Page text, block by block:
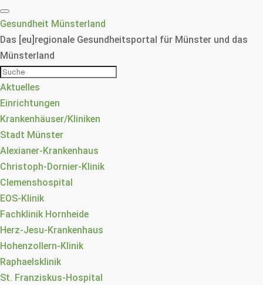
Gesundheit Münsterland
Das [eu]regionale Gesundheitsportal für Münster und das
Münsterland
Aktuelles
Einrichtungen
Krankenhäuser/Kliniken
Stadt Münster
Alexianer-Krankenhaus
Christoph-Dornier-Klinik
Clemenshospital
EOS-Klinik
Fachklinik Hornheide
Herz-Jesu-Krankenhaus
Hohenzollern-Klinik
Raphaelsklinik
St. Franziskus-Hospital